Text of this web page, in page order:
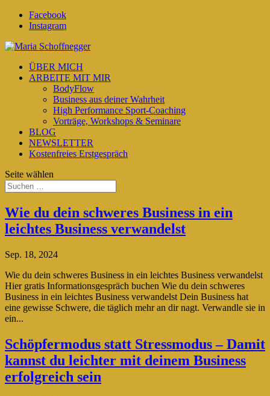
Facebook
Instagram
ÜBER MICH
ARBEITE MIT MIR
BodyFlow
Business aus deiner Wahrheit
High Performance Sport-Coaching
Vorträge, Workshops & Seminare
BLOG
NEWSLETTER
Kostenfreies Erstgespräch
Seite wählen
Wie du dein schweres Business in ein
leichtes Business verwandelst
Sep. 18, 2024
Wie du dein schweres Business in ein leichtes Business verwandelst
Hier gratis Informationsgespräch buchen Wie du dein schweres
Business in ein leichtes Business verwandelst Dein Business hat
eine gewisse Schwere, die täglich mehr an dir nagt. Verwandle sie in
ein...
Schöpfermodus statt Stressmodus – Damit
kannst du leichter mit deinem Business
erfolgreich sein